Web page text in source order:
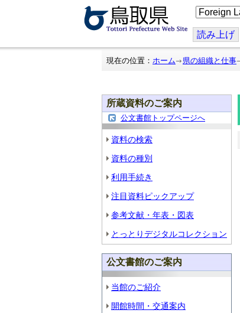
こ
の
ジ
を
翻
読み上げ
現在の位置： ホーム 県の組織と仕事
所蔵資料のご案内
公文書館トップページへ
資料の検索
資料の種別
利用手続き
注目資料ピックアップ
参考文献・年表・図表
とっとりデジタルコレクション
公文書館のご案内
当館のご紹介
開館時間・交通案内